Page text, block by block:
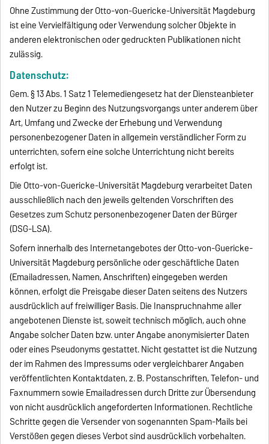
Ohne Zustimmung der Otto-von-Guericke-Universität Magdeburg
ist eine Vervielfältigung oder Verwendung solcher Objekte in
anderen elektronischen oder gedruckten Publikationen nicht
zulässig.
Datenschutz:
Gem. § 13 Abs. 1 Satz 1 Telemediengesetz hat der Diensteanbieter
den Nutzer zu Beginn des Nutzungsvorgangs unter anderem über
Art, Umfang und Zwecke der Erhebung und Verwendung
personenbezogener Daten in allgemein verständlicher Form zu
unterrichten, sofern eine solche Unterrichtung nicht bereits
erfolgt ist.
Die Otto-von-Guericke-Universität Magdeburg verarbeitet Daten
ausschließlich nach den jeweils geltenden Vorschriften des
Gesetzes zum Schutz personenbezogener Daten der Bürger
(DSG-LSA).
Sofern innerhalb des Internetangebotes der Otto-von-Guericke-
Universität Magdeburg persönliche oder geschäftliche Daten
(Emailadressen, Namen, Anschriften) eingegeben werden
können, erfolgt die Preisgabe dieser Daten seitens des Nutzers
ausdrücklich auf freiwilliger Basis. Die Inanspruchnahme aller
angebotenen Dienste ist, soweit technisch möglich, auch ohne
Angabe solcher Daten bzw. unter Angabe anonymisierter Daten
oder eines Pseudonyms gestattet. Nicht gestattet ist die Nutzung
der im Rahmen des Impressums oder vergleichbarer Angaben
veröffentlichten Kontaktdaten, z. B. Postanschriften, Telefon- und
Faxnummern sowie Emailadressen durch Dritte zur Übersendung
von nicht ausdrücklich angeforderten Informationen. Rechtliche
Schritte gegen die Versender von sogenannten Spam-Mails bei
Verstößen gegen dieses Verbot sind ausdrücklich vorbehalten.